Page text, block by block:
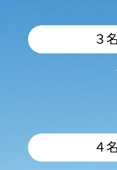
３
４